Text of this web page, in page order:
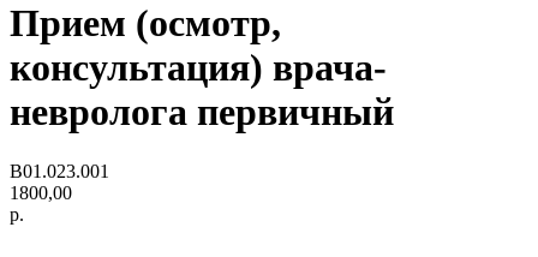
Прием (осмотр,
консультация) врача-
невролога первичный
B01.023.001
1800,00
р.